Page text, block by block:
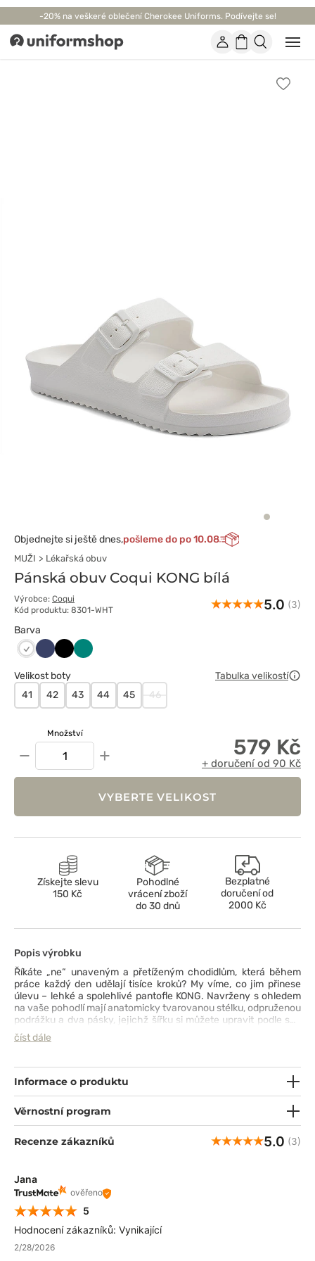
-20% na veškeré oblečení Cherokee Uniforms. Podívejte se!
Uniformshop ÚčetNákupní
Přidat
Objednejte si ještě dnes,pošleme do po 10.08
MUŽI Lékařská obuv
Pánská obuv Coqui KONG bílá
Výrobce: Coqui
Kód produktu: 8301-WHT
5.0 (3)
Barva
Biały CiemnyCzarnyZielony
Velikost boty
Tabulka velikostí
41
42 43 44 45 46
Množství
− + 579 Kč
+ doručení od 90 Kč
VYBERTE VELIKOST
Získejte slevu
150 Kč
Pohodlné
vrácení zboží
do 30 dnů
Bezplatné
doručení od
2000 Kč
Popis výrobku
Říkáte „ne“ unaveným a přetíženým chodidlům, která během
práce každý den udělají tisíce kroků? My víme, co jim přinese
úlevu – lehké a spolehlivé pantofle KONG. Navrženy s ohledem
na vaše pohodlí mají anatomicky tvarovanou stélku, odpruženou
podrážku a dva pásky, jejichž šířku si můžete upravit podle své
nohy. Materiál použitý na jejich výrobu je CoquiAir – lehká,
tvarovaná pěna, která má protiskluzové a antibakteriální
nezávadná. A pokud chcete svou stylizaci oživit barvami, i to
vám splní – jsou totiž dostupné v několika barevných
číst dále
Informace o produktu
Věrnostní program
Recenze zákazníků 5.0 (3)
Jana
ověřeno
5
Hodnocení zákazníků: Vynikající
2/28/2026